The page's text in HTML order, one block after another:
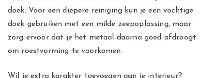
doek. Voor een diepere reiniging kun je een vochtige
doek gebruiken met een milde zeepoplossing, maar
zorg ervoor dat je het metaal daarna goed afdroogt
om roestvorming te voorkomen.
Wil je extra karakter toevoegen aan je interieur?